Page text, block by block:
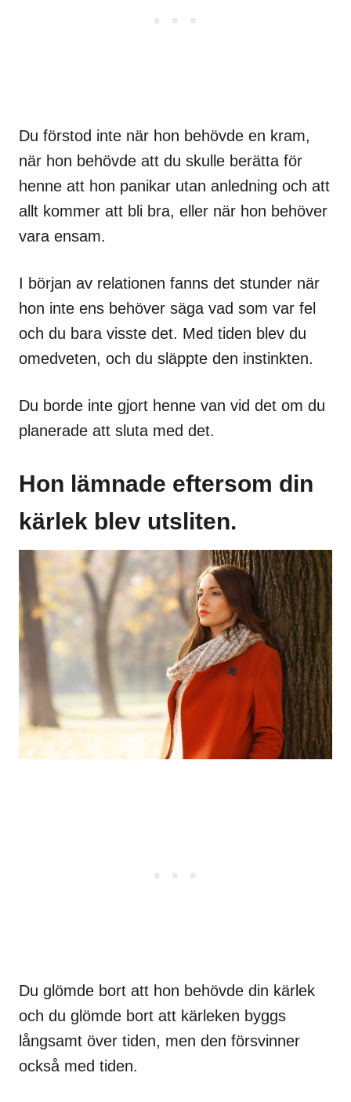
Du förstod inte när hon behövde en kram,
när hon behövde att du skulle berätta för
henne att hon panikar utan anledning och att
allt kommer att bli bra, eller när hon behöver
vara ensam.
I början av relationen fanns det stunder när
hon inte ens behöver säga vad som var fel
och du bara visste det. Med tiden blev du
omedveten, och du släppte den instinkten.
Du borde inte gjort henne van vid det om du
planerade att sluta med det.
Hon lämnade eftersom din
kärlek blev utsliten.
Du glömde bort att hon behövde din kärlek
och du glömde bort att kärleken byggs
långsamt över tiden, men den försvinner
också med tiden.